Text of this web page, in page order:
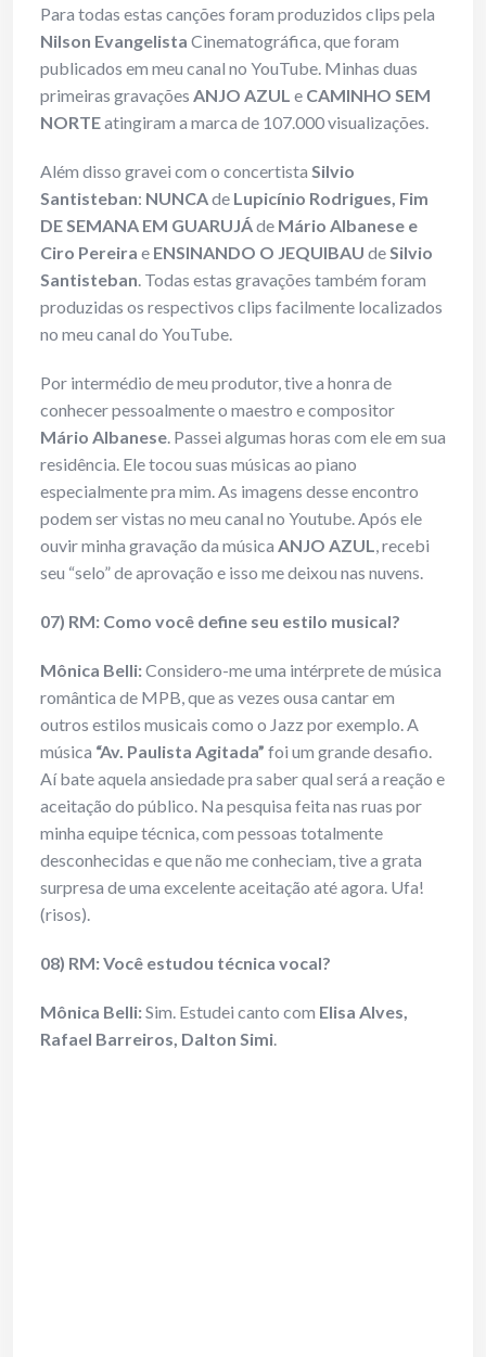
Para todas estas canções foram produzidos clips pela
Nilson Evangelista Cinematográfica, que foram
publicados em meu canal no YouTube. Minhas duas
primeiras gravações ANJO AZUL e CAMINHO SEM
NORTEatingiram a marca de 107.000 visualizações.
Além disso gravei com o concertista Silvio
Santisteban: NUNCAde Lupicínio Rodrigues, Fim
DE SEMANA EM GUARUJÁde Mário Albanese e
Ciro Pereira e ENSINANDO O JEQUIBAU deSilvio
Santisteban. Todas estas gravações também foram
produzidas os respectivos clips facilmente localizados
no meu canal do YouTube.
Por intermédio de meu produtor, tive a honra de
conhecer pessoalmente o maestro e compositor
Mário Albanese. Passei algumas horas com ele em sua
residência. Ele tocou suas músicas ao piano
especialmente pra mim. As imagens desse encontro
podem ser vistas no meu canal no Youtube. Após ele
ouvir minha gravação da música ANJO AZUL, recebi
seu “selo” de aprovação e isso me deixou nas nuvens.
07) RM: Como você define seu estilo musical?
Mônica Belli:Considero-me uma intérprete de música
romântica de MPB, que as vezes ousa cantar em
outros estilos musicais como o Jazz por exemplo. A
música “Av. Paulista Agitada” foi um grande desafio.
Aí bate aquela ansiedade pra saber qual será a reação e
aceitação do público. Na pesquisa feita nas ruas por
minha equipe técnica, com pessoas totalmente
desconhecidas e que não me conheciam, tive a grata
surpresa de uma excelente aceitação até agora. Ufa!
(risos).
08) RM: Você estudou técnica vocal?
Mônica Belli:Sim. Estudei canto com Elisa Alves,
Rafael Barreiros, Dalton Simi.